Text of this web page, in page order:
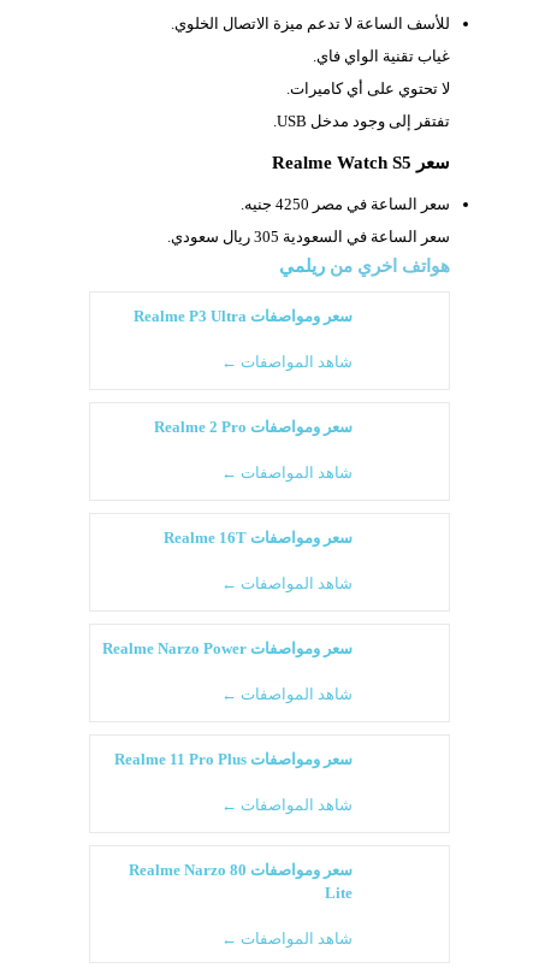
للأسف الساعة لا تدعم ميزة الاتصال الخلوي.
غياب تقنية الواي فاي.
لا تحتوي على أي كاميرات.
تفتقر إلى وجود مدخل USB.
سعر Realme Watch S5
سعر الساعة في مصر 4250 جنيه.
سعر الساعة في السعودية 305 ريال سعودي.
هواتف اخري من ريلمي
سعر ومواصفات Realme P3 Ultra
شاهد المواصفات ←
سعر ومواصفات Realme 2 Pro
شاهد المواصفات ←
سعر ومواصفات Realme 16T
شاهد المواصفات ←
سعر ومواصفات Realme Narzo Power
شاهد المواصفات ←
سعر ومواصفات Realme 11 Pro Plus
شاهد المواصفات ←
سعر ومواصفات Realme Narzo 80
Lite
شاهد المواصفات ←